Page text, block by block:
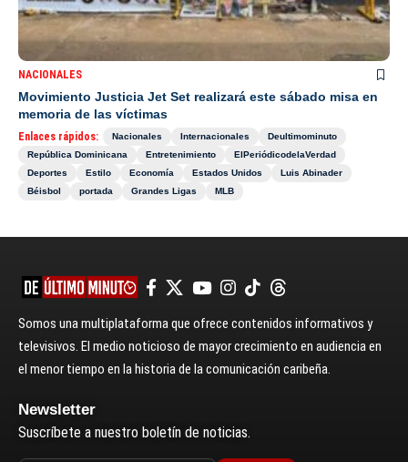
NACIONALES
Movimiento Justicia Jet Set realizará este sábado misa en
memoria de las víctimas
Enlaces rápidos: Nacionales Internacionales
Deultimominuto
República Dominicana
Entretenimiento
ElPeriódicodelaVerdad
Deportes
Estilo Economía Estados Unidos
Luis Abinader
Béisbol
portada Grandes Ligas MLB
Somos una multiplataforma que ofrece contenidos informativos y
televisivos. El medio noticioso de mayor crecimiento en audiencia en
el menor tiempo en la historia de la comunicación caribeña.
Newsletter
Suscríbete a nuestro boletín de noticias.